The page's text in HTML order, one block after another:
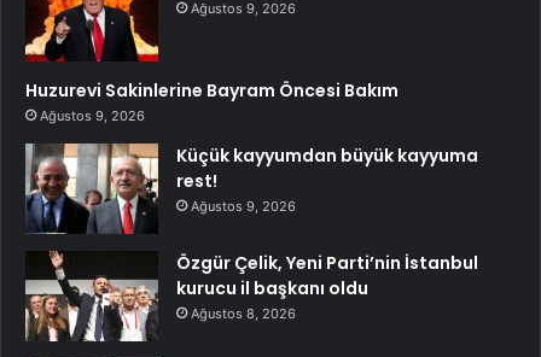
Ağustos 9, 2026
Huzurevi Sakinlerine Bayram Öncesi Bakım
Ağustos 9, 2026
Küçük kayyumdan büyük kayyuma
rest!
Ağustos 9, 2026
Özgür Çelik, Yeni Parti’nin İstanbul
kurucu il başkanı oldu
Ağustos 8, 2026